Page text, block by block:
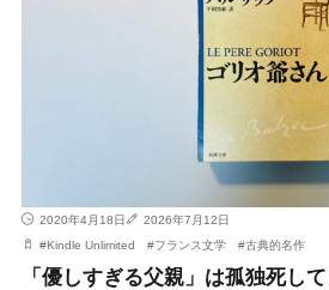
2020年4月18日
2026年7月12日
#Kindle Unlimited #フランス文学 #古典的名作
「優しすぎる父親」は孤独死し